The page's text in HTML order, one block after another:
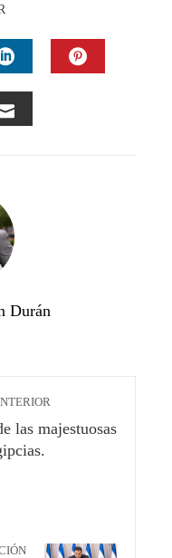
LINKEDIN
Durán
las majestuosas